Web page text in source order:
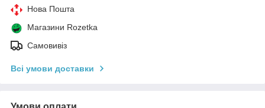
Нова Пошта
Магазини Rozetka
Самовивіз
Всі умови доставки